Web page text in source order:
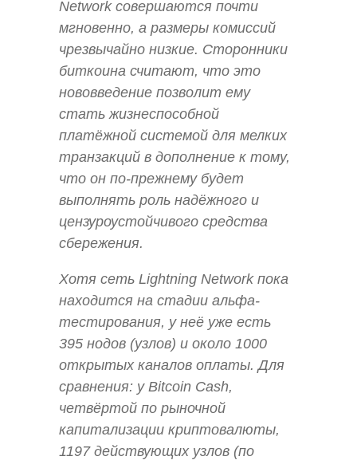
Network совершаются почти
мгновенно, а размеры комиссий
чрезвычайно низкие. Сторонники
биткоина считают, что это
нововведение позволит ему
стать жизнеспособной
платёжной системой для мелких
транзакций в дополнение к тому,
что он по-прежнему будет
выполнять роль надёжного и
цензуроустойчивого средства
сбережения.
Хотя сеть Lightning Network пока
находится на стадии альфа-
тестирования, у неё уже есть
395 нодов (узлов) и около 1000
открытых каналов оплаты. Для
сравнения: у Bitcoin Cash,
четвёртой по рыночной
капитализации криптовалюты,
1197 действующих узлов (по